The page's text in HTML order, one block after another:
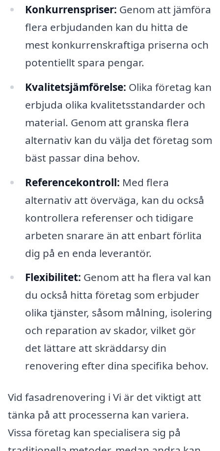
Konkurrenspriser: Genom att jämföra
flera erbjudanden kan du hitta de
mest konkurrenskraftiga priserna och
potentiellt spara pengar.
Kvalitetsjämförelse: Olika företag kan
erbjuda olika kvalitetsstandarder och
material. Genom att granska flera
alternativ kan du välja det företag som
bäst passar dina behov.
Referencekontroll: Med flera
alternativ att överväga, kan du också
kontrollera referenser och tidigare
arbeten snarare än att enbart förlita
dig på en enda leverantör.
Flexibilitet: Genom att ha flera val kan
du också hitta företag som erbjuder
olika tjänster, såsom målning, isolering
och reparation av skador, vilket gör
det lättare att skräddarsy din
renovering efter dina specifika behov.
Vid fasadrenovering i Vi är det viktigt att
tänka på att processerna kan variera.
Vissa företag kan specialisera sig på